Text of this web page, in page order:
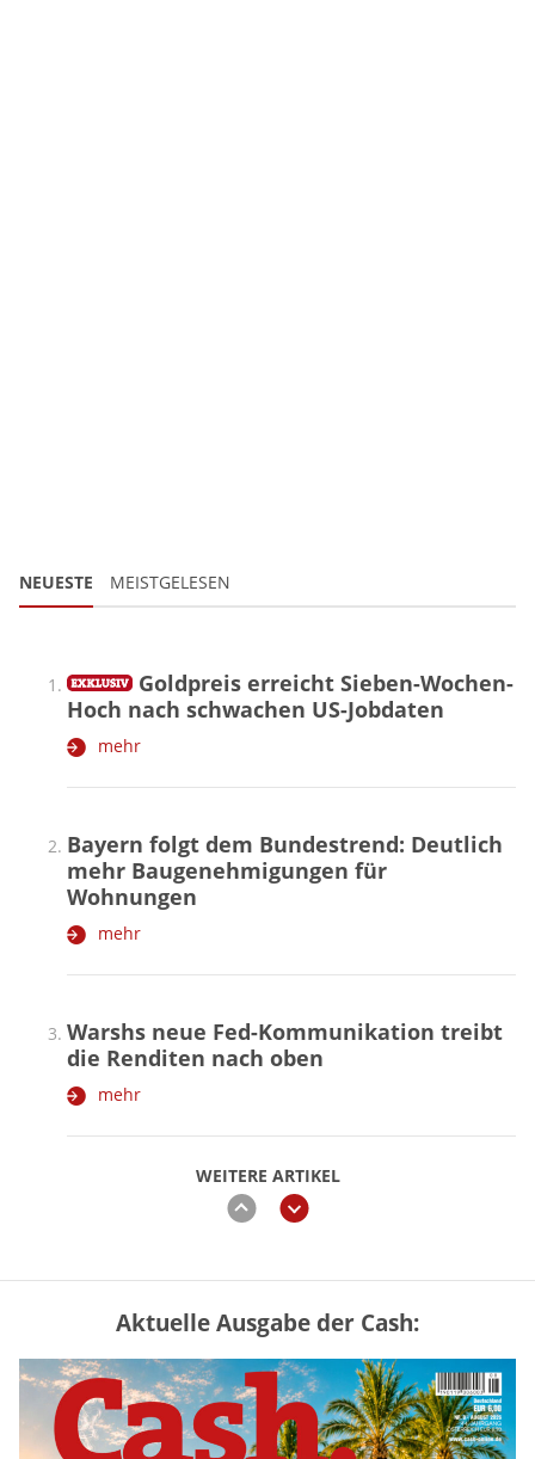
NEUESTE MEISTGELESEN
WEITERE ARTIKEL
zurückweiter
Goldpreis erreicht Sieben-Wochen-
Hoch nach schwachen US-Jobdaten
mehr
Bayern folgt dem Bundestrend: Deutlich
mehr Baugenehmigungen für
Wohnungen
mehr
Warshs neue Fed-Kommunikation treibt
die Renditen nach oben
mehr
Vermieter-Zutritt: Wann Mieter
die Wohnung öffnen müssen
mehr
Aktuelle Ausgabe der Cash: